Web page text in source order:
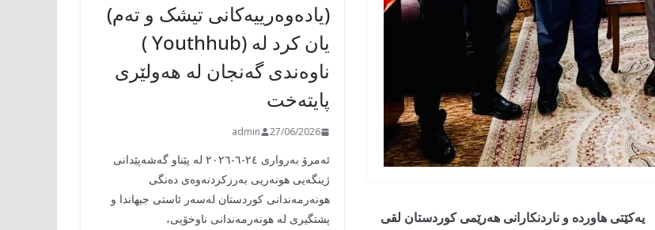
یەکێتی هاوردە و ناردنکارانی هەرێمی کوردستان لقی
(یادەوەرییەکانی تیشک و تەم)
یان کرد لە (Youthhub )
ناوەندی گەنجان لە هەولێری
پایتەخت
27/06/2026
admin
ئەمرۆ بەرواری ٢٤-٦-٢٠٢٦ لە پێناو گەشەپێدانی
ژینگەیی هونەریی بەرزکردنەوەی دەنگی
هونەرمەندانی کوردستان لەسەر ئاستی جیهاندا و
پشتگیری لە هونەرمەندانی ناوخۆیی،